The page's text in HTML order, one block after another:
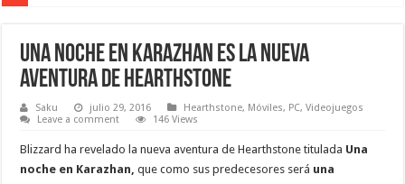
Una noche en Karazhan es la nueva
aventura de Hearthstone
Saku julio 29, 2016 Hearthstone, Móviles, PC,Videojuegos
Leave a comment
146 Views
Blizzard ha revelado la nueva aventura de Hearthstone titulada Una
noche en Karazhan, que como sus predecesores será una